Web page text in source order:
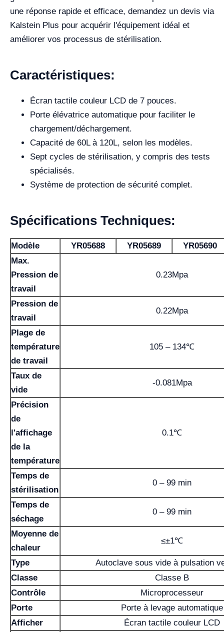
une réponse rapide et efficace, demandez un devis via
Kalstein Plus pour acquérir l'équipement idéal et
améliorer vos processus de stérilisation.
Caractéristiques:
Écran tactile couleur LCD de 7 pouces.
Porte élévatrice automatique pour faciliter le
chargement/déchargement.
Capacité de 60L à 120L, selon les modèles.
Sept cycles de stérilisation, y compris des tests
spécialisés.
Système de protection de sécurité complet.
Spécifications Techniques:
Modèle YR05688 YR05689
YR05690
Max.
Pression de
travail
0.23Mpa
Pression de
travail
0.22Mpa
Plage de
température
de travail
105 – 134℃
Taux de
vide
-0.081Mpa
Précision
de
l'affichage
de la
température
0.1℃
Temps de
stérilisation
0 – 99 min
Temps de
séchage
0 – 99 min
Moyenne de
chaleur
≤±1℃
Type
Autoclave sous vide à pulsation
Classe
Classe B
Contrôle
Microprocesseur
Porte
Porte à levage automatique
Afficher
Écran tactile couleur LCD